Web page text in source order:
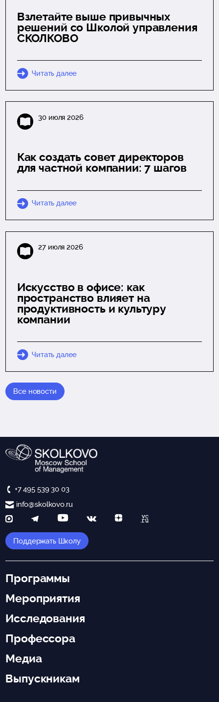
Взлетайте выше привычных
решений со Школой управления
СКОЛКОВО
Читать далее
30 июля 2026
Как создать совет директоров
для частной компании: 7 шагов
Читать далее
27 июля 2026
Искусство в офисе: как
пространство влияет на
продуктивность и культуру
компании
Читать далее
Все новости
+7 495 539 30 03
info@skolkovo.ru
Поддержать Школу
Программы
Мероприятия
Исследования
Профессора
Медиа
Выпускникам